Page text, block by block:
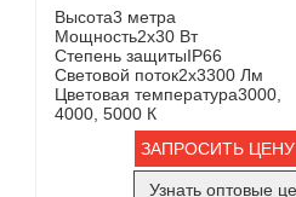
Высота3 метра
Мощность2х30 Вт
Степень защитыIP66
Световой поток2х3300 Лм
Цветовая температура3000,
4000, 5000 К
ЗАПРОСИТЬ ЦЕНУ
Узнать оптовые